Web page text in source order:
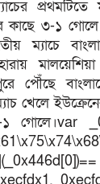
প্রথমটিতে
কাছে ৩-১ গোলে
ম্যাচে
পৌঁছে
খেলে
গোলে।var